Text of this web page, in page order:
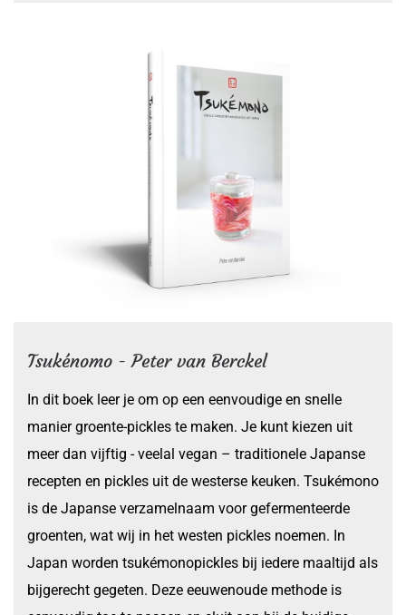
Tsukénomo - Peter van Berckel
In dit boek leer je om op een eenvoudige en snelle
manier groente-pickles te maken. Je kunt kiezen uit
meer dan vijftig - veelal vegan – traditionele Japanse
recepten en pickles uit de westerse keuken. Tsukémono
is de Japanse verzamelnaam voor gefermenteerde
groenten, wat wij in het westen pickles noemen. In
Japan worden tsukémonopickles bij iedere maaltijd als
bijgerecht gegeten. Deze eeuwenoude methode is